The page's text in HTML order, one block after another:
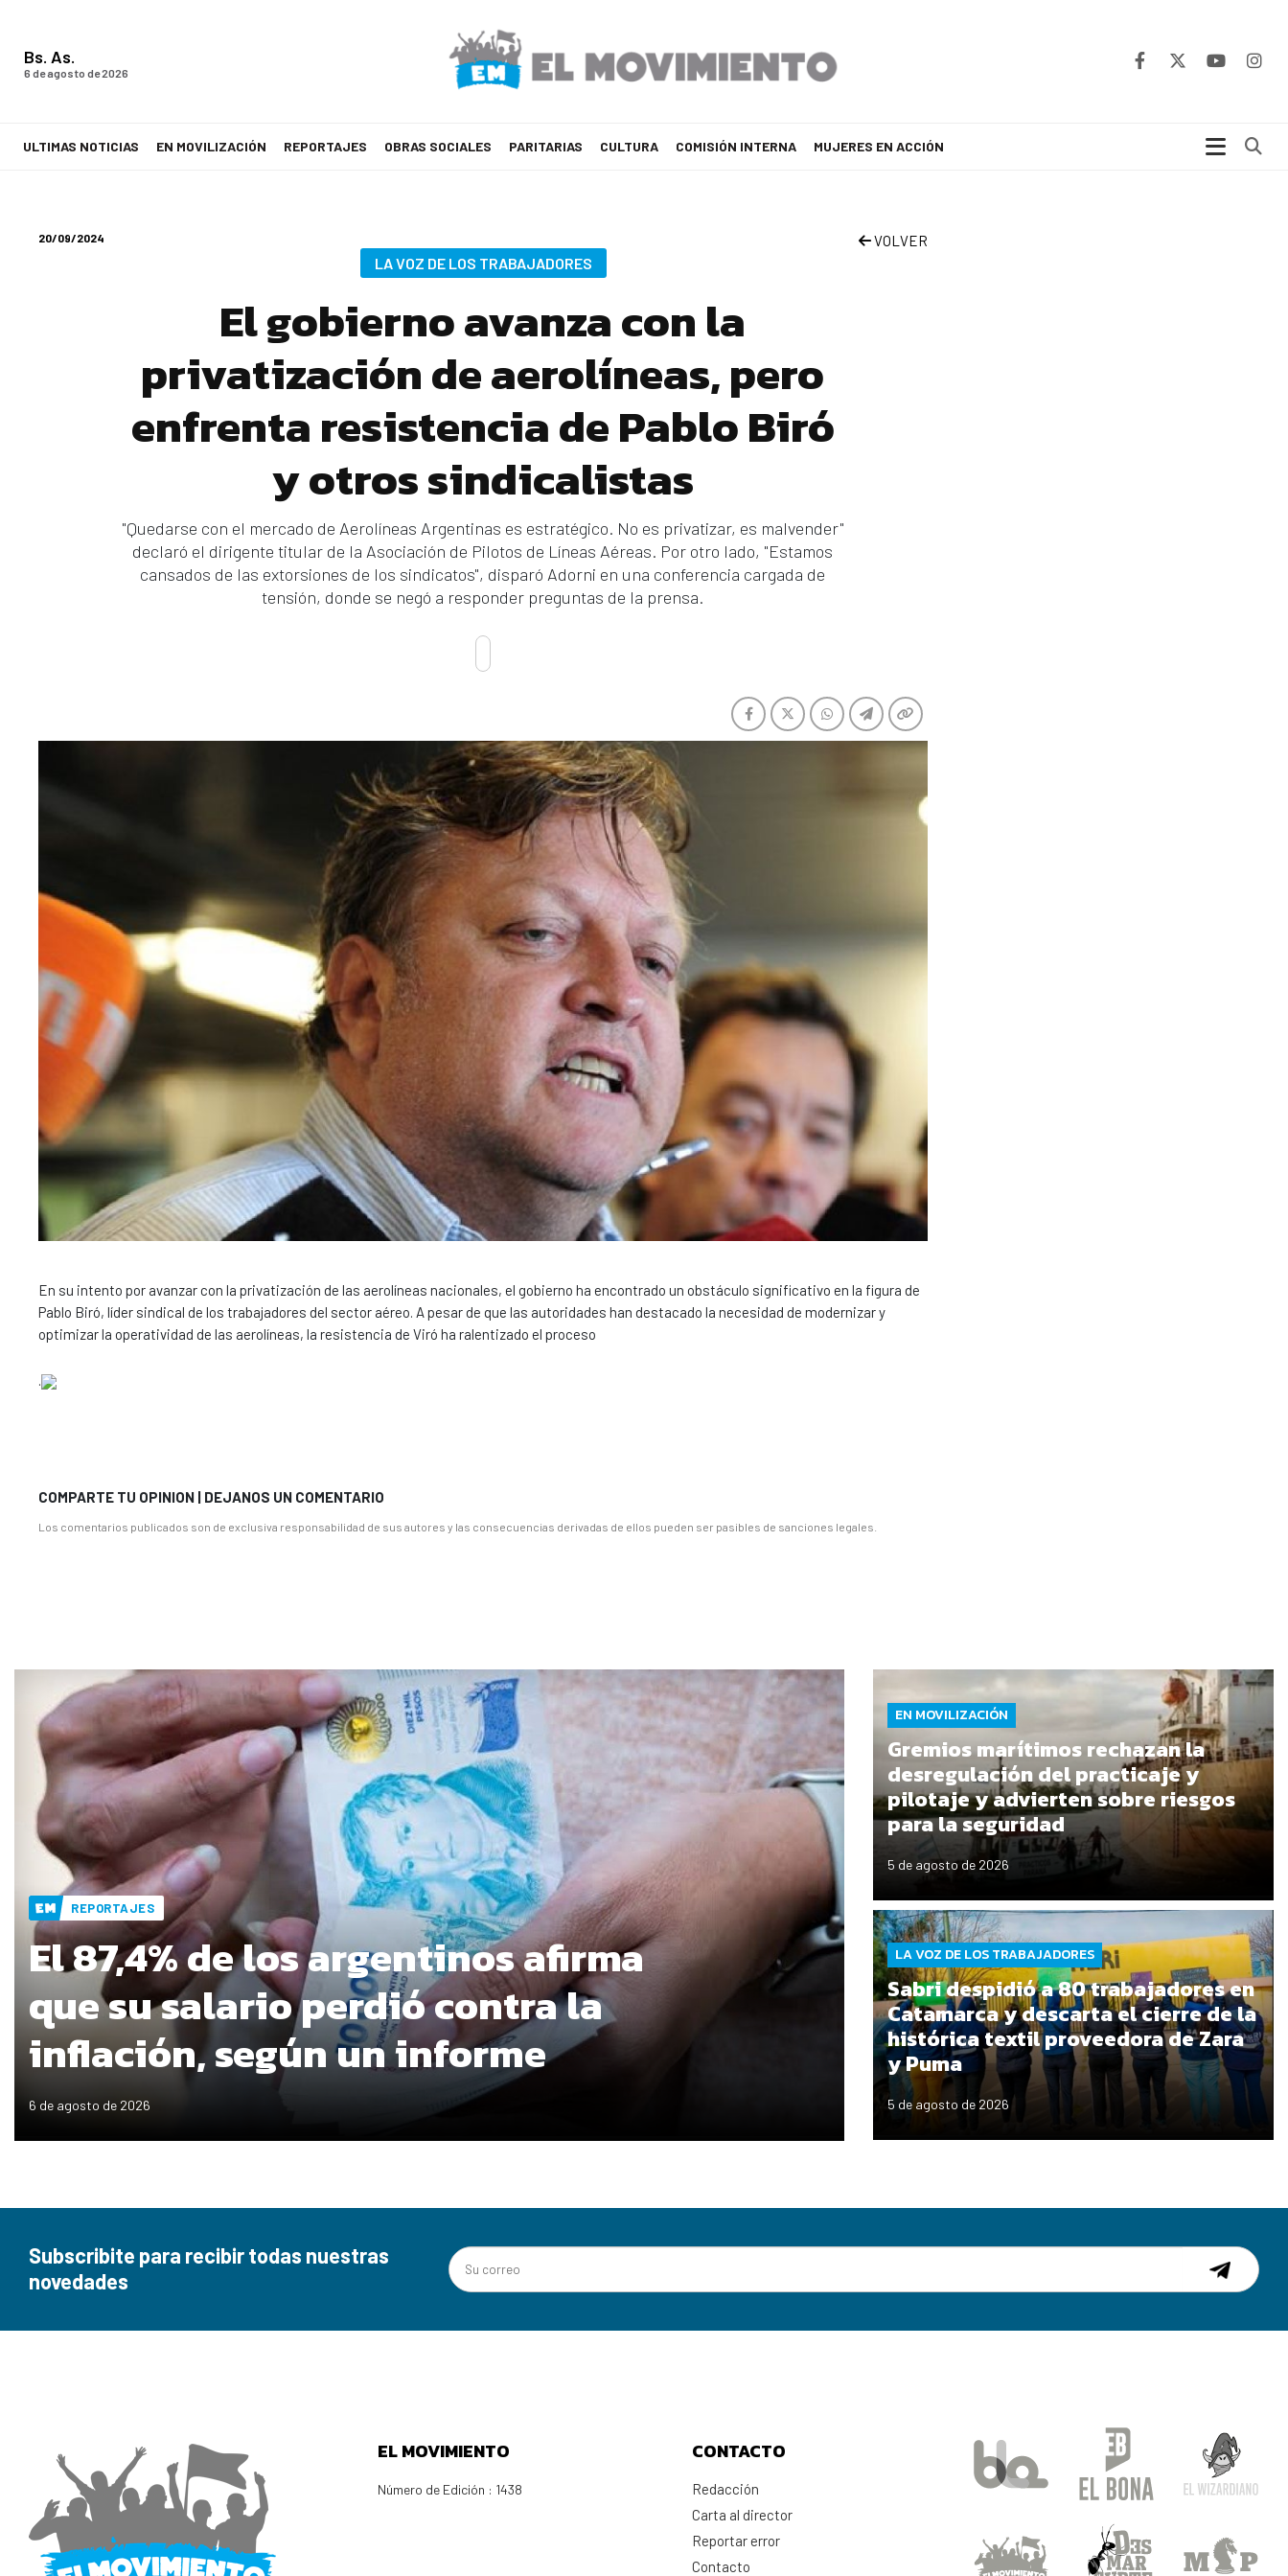
Bs. As.
6 de agosto de 2026
ULTIMAS NOTICIAS EN MOVILIZACIÓN REPORTAJES OBRAS SOCIALES PARITARIAS CULTURA COMISIÓN INTERNA MUJERES EN ACCIÓN
20/09/2024 VOLVER
LA VOZ DE LOS TRABAJADORES
El gobierno avanza con la
privatización de aerolíneas, pero
enfrenta resistencia de Pablo Biró
y otros sindicalistas
"Quedarse con el mercado de Aerolíneas Argentinas es estratégico. No es privatizar, es malvender"
declaró el dirigente titular de la Asociación de Pilotos de Líneas Aéreas. Por otro lado, "Estamos
cansados de las extorsiones de los sindicatos", disparó Adorni en una conferencia cargada de
tensión, donde se negó a responder preguntas de la prensa.
En su intento por avanzar con la privatización de las aerolíneas nacionales, el gobierno ha encontrado un obstáculo significativo en la figura de
Pablo Biró, líder sindical de los trabajadores del sector aéreo. A pesar de que las autoridades han destacado la necesidad de modernizar y
optimizar la operatividad de las aerolíneas, la resistencia de Viró ha ralentizado el proceso
.
COMPARTE TU OPINION | DEJANOS UN COMENTARIO
Los comentarios publicados son de exclusiva responsabilidad de sus autores y las consecuencias derivadas de ellos pueden ser pasibles de sanciones legales.
REPORTAJES
El 87,4% de los argentinos afirma
que su salario perdió contra la
inflación, según un informe
6 de agosto de 2026
EN MOVILIZACIÓN
Gremios marítimos rechazan la
desregulación del practicaje y
pilotaje y advierten sobre riesgos
para la seguridad
5 de agosto de 2026
LA VOZ DE LOS TRABAJADORES
Sabri despidió a 80 trabajadores en
Catamarca y descarta el cierre de la
histórica textil proveedora de Zara
y Puma
5 de agosto de 2026
Subscribite para recibir todas nuestras
novedades
EL MOVIMIENTO
Número de Edición : 1438
CONTACTO
Redacción
Carta al director
Reportar error
Contacto